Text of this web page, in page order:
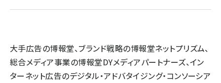
大手広告の博報堂、ブランド戦略の博報堂ネットプリズム、
総合メディア事業の博報堂DYメディアパートナーズ、イン
ターネット広告のデジタル・アドバタイジング・コンソーシア